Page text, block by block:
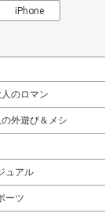
iPhone
のロマン
外遊び＆メシ
ュアル
ーツ